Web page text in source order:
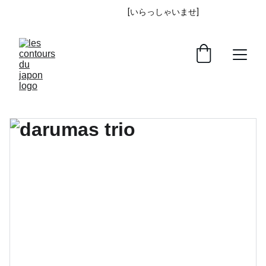
[いらっしゃいませ]